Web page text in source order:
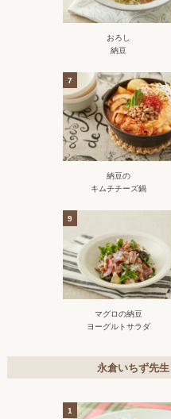
おろし
納豆
7
納豆の
キムチチーズ鍋
9
マグロの納豆
ヨーグルトサラダ
永倉いちず先生
1